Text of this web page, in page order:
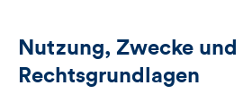
Nutzung, Zwecke und
Rechtsgrundlagen